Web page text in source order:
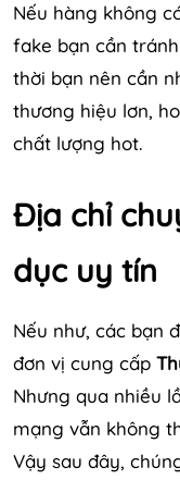
Nếu hàng không
fake bạn cần
thời bạn nên cần
thương hiệu lơn,
chất lượng hot.
Địa chỉ
dục uy tín
Nếu như, các bạn
đơn vị cung cấp
Nhưng qua nhiều
mạng vẫn không
Vậy sau đây,